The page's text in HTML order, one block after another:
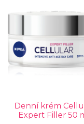
Denní krém
Expert Filler 50